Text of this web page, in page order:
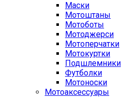
Маски
Мотоштаны
Мотоботы
Мотоджерси
Мотоперчатки
Мотокуртки
Подшлемники
Футболки
Мотоноски
Мотоаксессуары